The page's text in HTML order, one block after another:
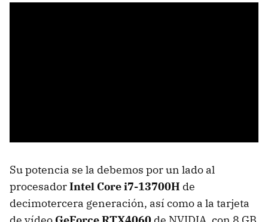
Su potencia se la debemos por un lado al
procesadorIntel Core i7-13700H de
decimotercera generación, así como a la tarjeta